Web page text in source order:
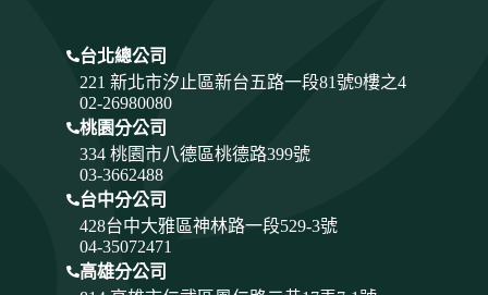
台北總公司
221 新北市汐止區新台五路一段81號9樓之4
02-26980080
桃園分公司
334 桃園市八德區桃德路399號
03-3662488
台中分公司
428台中大雅區神林路一段529-3號
04-35072471
高雄分公司